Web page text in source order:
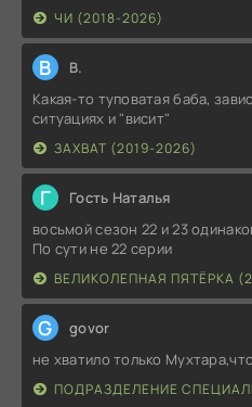
ЧИ (2018-2026)
В В.
Какая-то туповатая баба,
ситуациях и "висит"
ЗАХВАТ (2019-2026)
Г Гость Наталья
восьмой сезон 22 и 23
По сути не 22 серии
ВЕЛИКОЛЕПНАЯ ПЯТЁРКА
G govor
не хватило только
ПОДРАЗДЕЛЕНИЕ